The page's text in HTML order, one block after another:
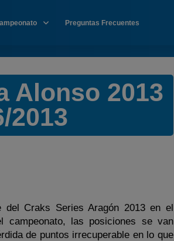
Preguntas Frecuentes
Alonso 2013
2013
Craks Series Aragón 2013 en el
campeonato, las posiciones se van
de puntos irrecuperable en lo que